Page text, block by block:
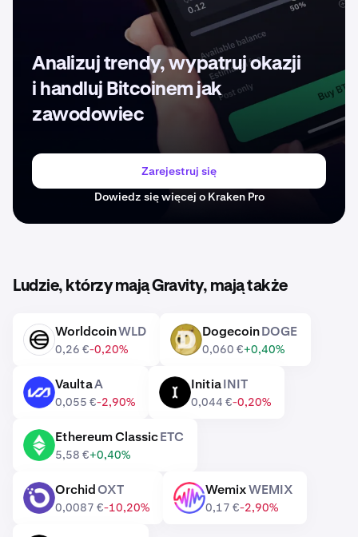
Analizuj trendy, wypatruj okazji
i handluj Bitcoinem jak
zawodowiec
Zarejestruj się
Dowiedz się więcej o Kraken Pro
Ludzie, którzy mają Gravity, mają także
WLD WorldcoinWLD
0,26 €-0,20%
DOGE DogecoinDOGE
0,060 €+0,40%
A VaultaA
0,055 €-2,90%
InitiaINIT
0,044 €-0,20%
ETC Ethereum ClassicETC
5,58 €+0,40%
OXT OrchidOXT
0,0087 €-10,20%
WEMIX WemixWEMIX
0,17 €-2,90%